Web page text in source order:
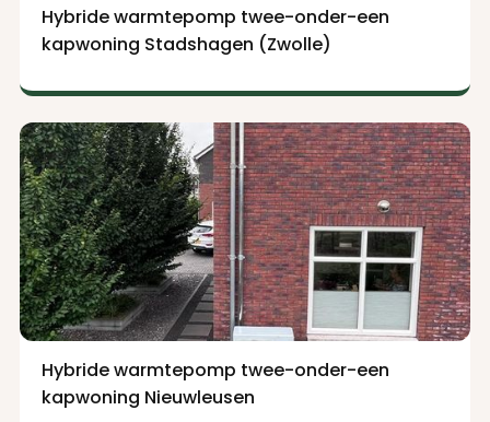
Hybride warmtepomp twee-onder-een
kapwoning Stadshagen (Zwolle)
Hybride warmtepomp twee-onder-een
kapwoning Nieuwleusen